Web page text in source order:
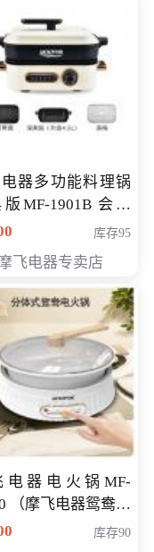
器多功能料理锅
MF-1901B 会员
399元
库存95
飞电器专卖店
电器电火锅MF-
（摩飞电器鸳鸯锅
） 会员专享价
库存90